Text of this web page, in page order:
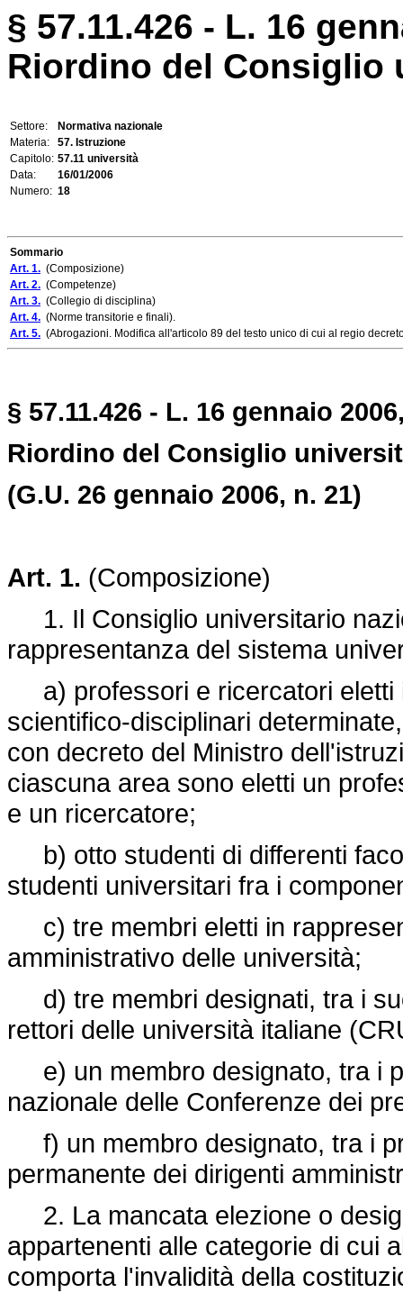
§ 57.11.426 - L. 16
Riordino del Consiglio
Settore:
Normativa nazionale
Materia:
57. Istruzione
Capitolo: 57.11 università
Data:
16/01/2006
Numero: 18
Sommario
Art. 1. (Composizione)
Art. 2. (Competenze)
Art. 3. (Collegio di disciplina)
Art. 4. (Norme transitorie e finali).
Art. 5. (Abrogazioni. Modifica all'articolo 89 del testo unico di cui al regio
§ 57.11.426 - L. 16 gennaio
Riordino del Consiglio
(G.U. 26 gennaio 2006, n. 21)
Art. 1. (Composizione)
1. Il Consiglio universitario
rappresentanza del sistema
a) professori e ricercatori eletti
scientifico-disciplinari
con decreto del Ministro
ciascuna area sono eletti un
e un ricercatore;
b) otto studenti di differenti
studenti universitari fra i
c) tre membri eletti in
amministrativo delle università;
d) tre membri designati, tra i
rettori delle università italiane
e) un membro designato, tra i
nazionale delle Conferenze dei
f) un membro designato, tra i
permanente dei dirigenti
2. La mancata elezione o
appartenenti alle categorie di cui
comporta l'invalidità della